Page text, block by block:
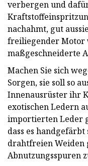
verbergen und
nachahmt, gut
freiliegender Motor
maßgeschneiderte
Machen Sie sich
Sorgen, sie soll so
Innenausrüster ihr
exotischen Ledern
importierten Leder
dass es
drahtfreien Weiden
Abnutzungsspuren